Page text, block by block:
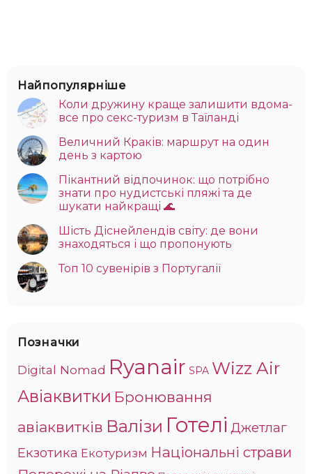
Найпопулярніше
Коли дружину краще залишити вдома-
все про секс-туризм в Таїланді
Величний Краків: маршрут на один
день з картою
Пікантний відпочинок: що потрібно
знати про нудистські пляжі та де
шукати найкращі 🌊
Шість Діснейлендів світу: де вони
знаходяться і що пропонують
Топ 10 сувенірів з Португалії
Позначки
Digital Nomad Ryanair SPA Wizz Air
Авіаквитки Бронювання
авіаквитків Валізи Готелі Джетлаг
Екзотика Екотуризм Національні страви